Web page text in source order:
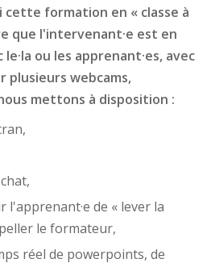
cette formation en « classe à
que l'intervenant·e est en
ou les apprenant·es, avec
plusieurs webcams,
mettons à disposition :
l'apprenant·e de « lever la
le formateur,
réel de powerpoints, de